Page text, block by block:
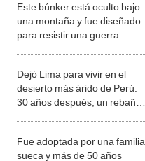
un refugio por 2 horas
Este búnker está oculto bajo
una montaña y fue diseñado
para resistir una guerra
Dejó Lima para vivir en el
desierto más árido de Perú:
30 años después, un rebaño
Fue adoptada por una familia
sueca y más de 50 años